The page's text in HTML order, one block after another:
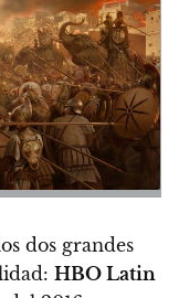
dos grandes
HBO Latin